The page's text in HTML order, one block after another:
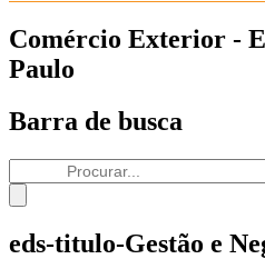
Comércio Exterior -
Paulo
Barra de busca
eds-titulo-Gestão e